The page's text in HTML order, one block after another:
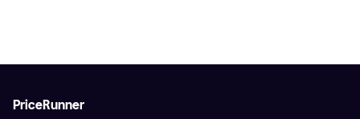
PriceRunner